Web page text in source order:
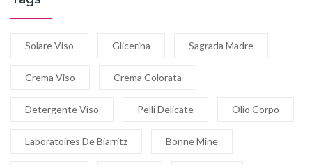
Solare Viso Glicerina Sagrada Madre
Crema Viso Crema Colorata
Detergente Viso Pelli Delicate Olio Corpo
Laboratoires De Biarritz Bonne Mine